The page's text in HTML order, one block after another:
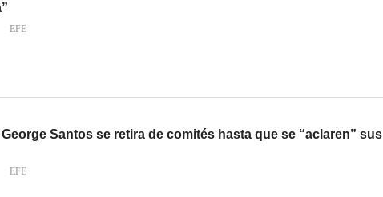
EFE
Santos se retira de comités hasta que se “aclaren” sus
EFE